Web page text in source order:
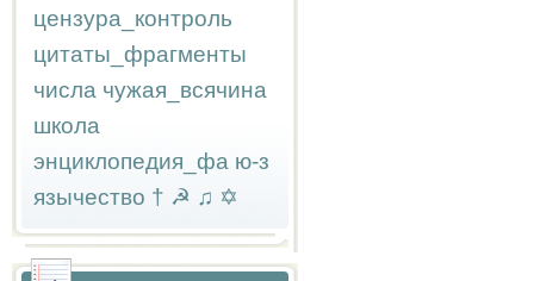
цензура_контроль
цитаты_фрагменты
числа чужая_всячина
школа
энциклопедия_фа ю-з
язычество † ☭ ♫ ✡